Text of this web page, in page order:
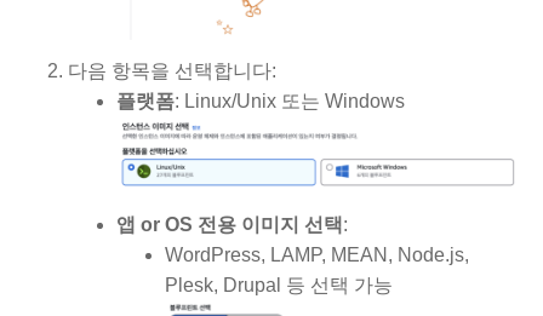
다음 항목을 선택합니다:
플랫폼: Linux/Unix 또는 Windows
앱 or OS 전용 이미지 선택 :
WordPress, LAMP, MEAN, Node.js,
Plesk, Drupal 등 선택 가능